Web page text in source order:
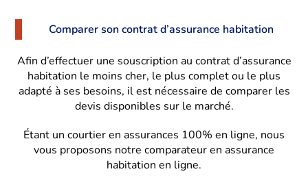
Comparer son contrat d’assurance habitation
Afin d’effectuer une souscription au contrat d’assurance
habitation le moins cher, le plus complet ou le plus
adapté à ses besoins, il est nécessaire de comparer les
devis disponibles sur le marché.
Étant un courtier en assurances 100% en ligne, nous
vous proposons notre comparateur en assurance
habitation en ligne.